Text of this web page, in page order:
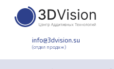
info@3dvision.su
(отдел продаж)